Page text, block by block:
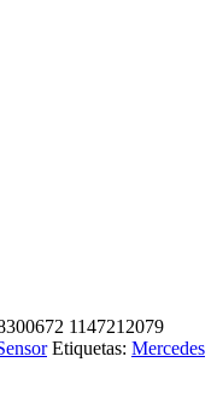
1147212079
Etiquetas: Mercedes